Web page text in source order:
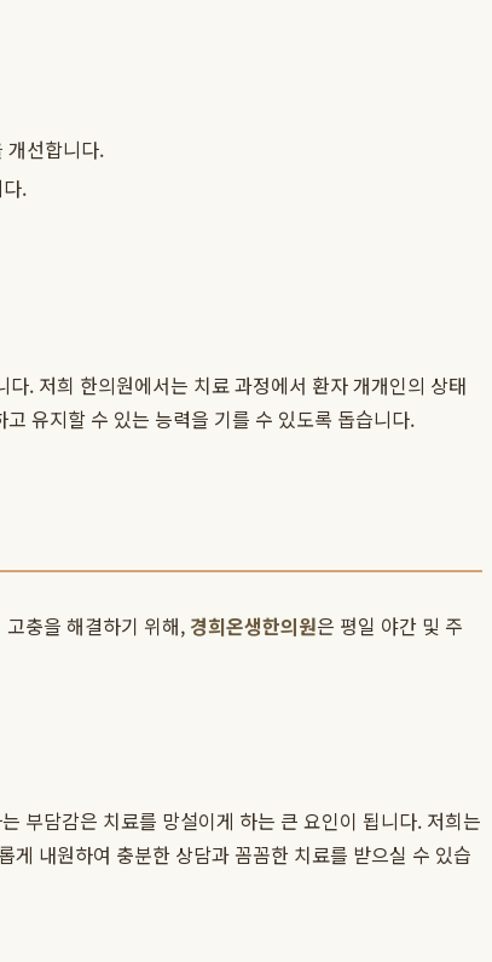
개선합니다.
.
. 저희 한의원에서는 치료 과정에서 환자 개개인의 상태
유지할 수 있는 능력을 기를 수 있도록 돕습니다.
충을 해결하기 위해, 경희온생한의원은 평일 야간 및 주
부담감은 치료를 망설이게 하는 큰 요인이 됩니다. 저희는
내원하여 충분한 상담과 꼼꼼한 치료를 받으실 수 있습